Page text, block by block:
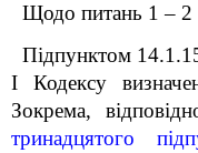
Щодо питань 1– 2
Підпунктом
І Кодексу
Зокрема,
тринадцятого